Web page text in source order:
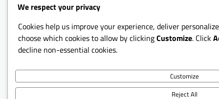
We respect your privacy
Cookies help us improve your experience, deliver
choose which cookies to allow by clickingCustomize. Click
decline non-essential cookies.
Customize
Reject All